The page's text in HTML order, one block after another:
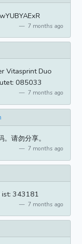
7 months ago
Vitasprint Duo
085033
7 months ago
请勿分享。
7 months ago
ist: 343181
7 months ago